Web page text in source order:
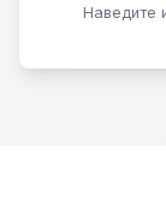
Наведите